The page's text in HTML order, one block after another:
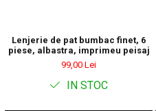
Lenjerie de pat bumbac finet, 6
piese, albastra, imprimeu peisaj
99,00 Lei
IN STOC